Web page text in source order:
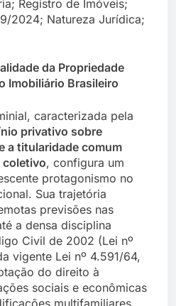
Registro de Imóveis;
2024; Natureza Jurídica;
da Propriedade
Imobiliário Brasileiro
caracterizada pela
privativo sobre
a titularidade comum
coletivo, configura um
protagonismo no
Sua trajetória
previsões nas
a densa disciplina
Civil de 2002 (Lei nº
vigente Lei nº 4.591/64,
do direito à
sociais e econômicas